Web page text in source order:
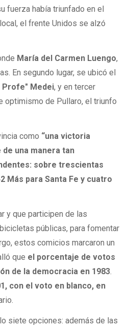
fuerza había triunfado en el
el frente Unidos se alzó
María del Carmen Luengo,
En segundo lugar, se ubicó el
Profe" Medei, y en tercer
optimismo de Pullaro, el triunfo
como “una victoria
una manera tan
sobre trescientas
Más para Santa Fe y cuatro
y que participen de las
públicas, para fomentar
estos comicios marcaron un
que el porcentaje de votos
de la democracia en 1983.
con el voto en blanco, en
siete opciones: además de las